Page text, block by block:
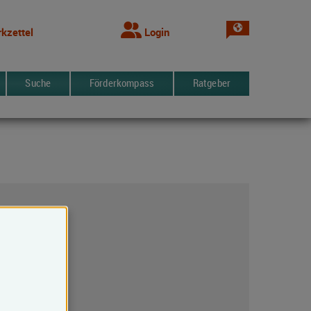
Login Sprache
Suche Förderkompass Ratgeber